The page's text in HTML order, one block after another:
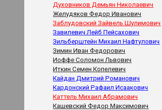
Духовников Демьян Николаевич
Желудяков Федор Иванович
Заблудовский Зайвель Шулимович
Завилевич Лейб Пейсахович
Зильберштейн Михаил Нафтулович
Зимин Иван Федорович
Иоффе Соломон Львович
Иткин Семен Копелевич
Кайдан Дмитрий Романович
Кардонский Рафаил Исаакович
Каттель Михаил Абрамович
Кашевский Федор Максимович